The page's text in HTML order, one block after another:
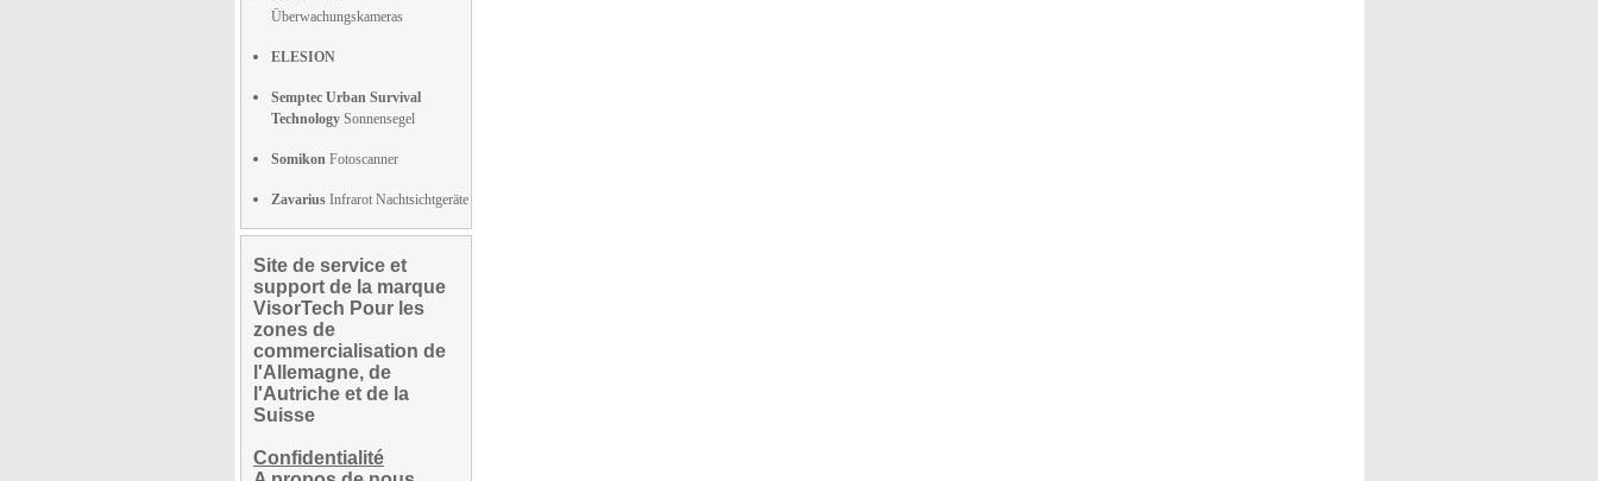
Überwachungskameras
ELESION
Semptec Urban Survival
Technology Sonnensegel
Somikon Fotoscanner
Zavarius Infrarot Nachtsichtgeräte
Site de service et
support de la marque
VisorTech Pour les
zones de
commercialisation de
l'Allemagne, de
l'Autriche et de la
Suisse
Confidentialité